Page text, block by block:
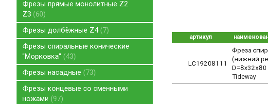
Фрезы прямые монолитные Z2
Z3
60
Фрезы долбёжные Z4 7
Фрезы спиральные конические
"Морковка"
43
Фрезы насадные
73
Фрезы концевые со сменными
ножами
97
артикул
LC19208111
Фреза
(нижний
D=8x32x80
Tideway